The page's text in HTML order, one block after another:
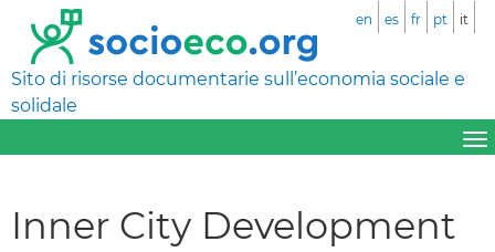
Sito di risorse documentarie sull’economia sociale e
solidale
en es fr pt it
Inner City Development